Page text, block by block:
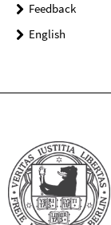
Feedback
English